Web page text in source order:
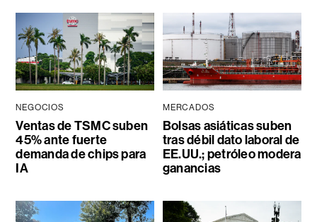
NEGOCIOS
Ventas de TSMC suben
45% ante fuerte
demanda de chips para
IA
MERCADOS
Bolsas asiáticas suben
tras débil dato laboral de
EE.UU.; petróleo modera
ganancias